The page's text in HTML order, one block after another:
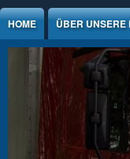
Jump to Content
HOME ÜBER UNSERE